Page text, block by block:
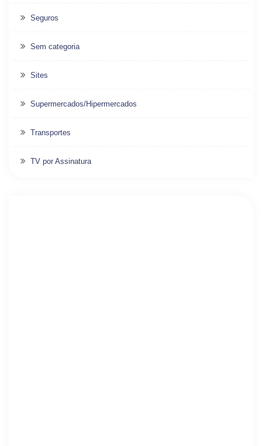
Seguros
Sem categoria
Sites
Supermercados/Hipermercados
Transportes
TV por Assinatura